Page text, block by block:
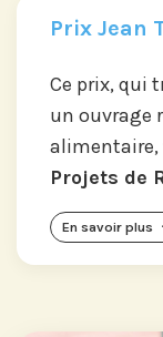
Prix Jean
Ce prix, qui
un ouvrage
alimentaire,
Projets de
En savoir plus